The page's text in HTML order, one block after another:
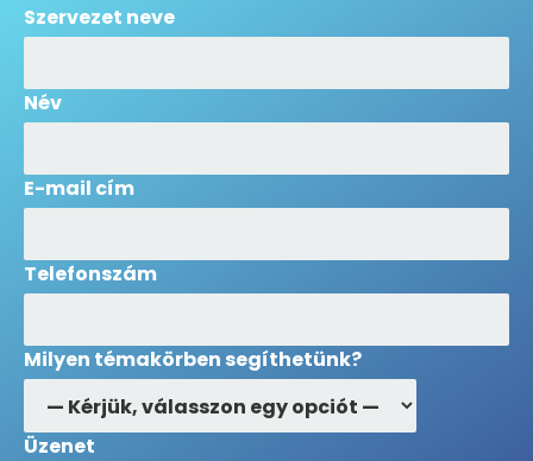
Szervezet neve
Név
E-mail cím
Telefonszám
Milyen témakörben segíthetünk?
Üzenet